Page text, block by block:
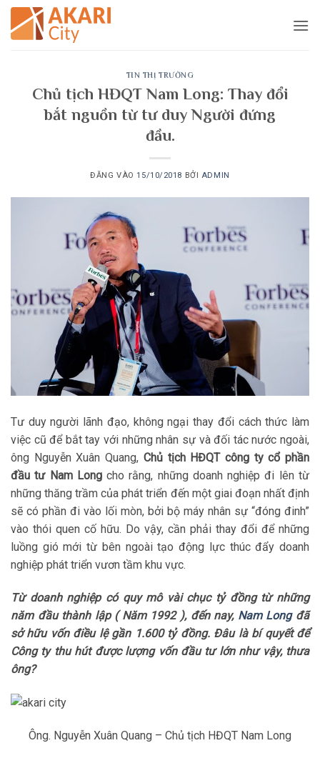
Bỏ
qua
nội
TIN THỊ TRƯỜNG
Chủ tịch HĐQT Nam Long: Thay đổi
bắt nguồn từ tư duy Người đứng
đầu.
ĐĂNG VÀO15/10/2018 BỞI ADMIN
Tư duy người lãnh đạo, không ngại thay đổi cách thức làm
việc cũ để bắt tay với những nhân sự và đối tác nước ngoài,
ông Nguyễn Xuân Quang, Chủ tịch HĐQT công ty cổ phần
đầu tư Nam Longcho rằng, những doanh nghiệp đi lên từ
những thăng trầm của phát triển đến một giai đoạn nhất định
sẽ có phần đi vào lối mòn, bởi bộ máy nhân sự “đóng đinh”
vào thói quen cố hữu. Do vậy, cần phải thay đổi để những
luồng gió mới từ bên ngoài tạo động lực thúc đẩy doanh
nghiệp phát triển vươn tầm khu vực.
Từ doanh nghiệp có quy mô vài chục tỷ đồng từ những
năm đầu thành lập ( Năm 1992 ), đến nay, Nam Longđã
sở hữu vốn điều lệ gần 1.600 tỷ đồng. Đâu là bí quyết để
Công ty thu hút được lượng vốn đầu tư lớn như vậy, thưa
ông?
Ông. Nguyễn Xuân Quang – Chủ tịch HĐQT Nam Long